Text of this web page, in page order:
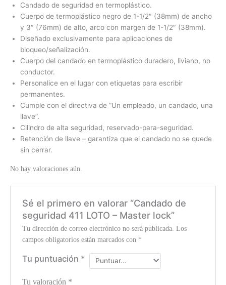
Candado de seguridad en termoplástico.
Cuerpo de termoplástico negro de 1-1/2″ (38mm) de ancho
y 3″ (76mm) de alto, arco con margen de 1-1/2″ (38mm).
Diseñado exclusivamente para aplicaciones de
bloqueo/señalización.
Cuerpo del candado en termoplástico duradero, liviano, no
conductor.
Personalice en el lugar con etiquetas para escribir
permanentes.
Cumple con el directiva de “Un empleado, un candado, una
llave”.
Cilindro de alta seguridad, reservado-para-seguridad.
Retención de llave – garantiza que el candado no se quede
sin cerrar.
No hay valoraciones aún.
Sé el primero en valorar “Candado de
seguridad 411 LOTO – Master lock”
Tu dirección de correo electrónico no será publicada. Los
campos obligatorios están marcados con *
Tu puntuación *
Tu valoración *